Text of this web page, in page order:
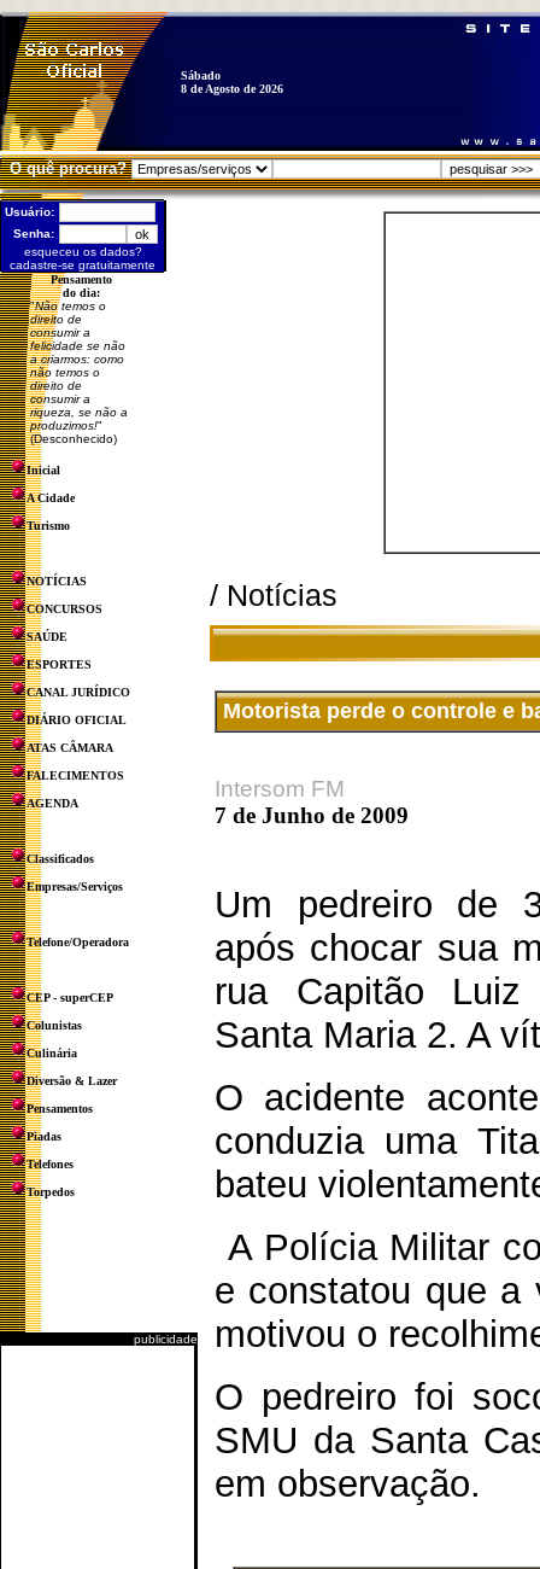
Sábado
8 de Agosto de 2026
O quê procura?
Usuário:
Senha:
esqueceu os dados?
cadastre-se gratuitamente
Pensamento
do dia:
"Não temos o
direito de
consumir a
felicidade se não
a criarmos: como
não temos o
direito de
consumir a
riqueza, se não a
produzimos!"
(Desconhecido)
Inicial
A Cidade
Turismo
NOTÍCIAS
CONCURSOS
SAÚDE
ESPORTES
CANAL JURÍDICO
DIÁRIO OFICIAL
ATAS CÂMARA
FALECIMENTOS
AGENDA
Classificados
Empresas/Serviços
Telefone/Operadora
CEP - superCEP
Colunistas
Culinária
Diversão & Lazer
Pensamentos
Piadas
Telefones
Torpedos
publicidade
/ Notícias
Motorista perde o controle e
Intersom FM
7 de Junho de 2009
Um pedreiro de
após chocar sua
rua Capitão
Santa Maria 2. A
O acidente
conduzia uma
bateu
A Polícia Militar
e constatou que a
motivou o
O pedreiro foi
SMU da Santa
em observação.